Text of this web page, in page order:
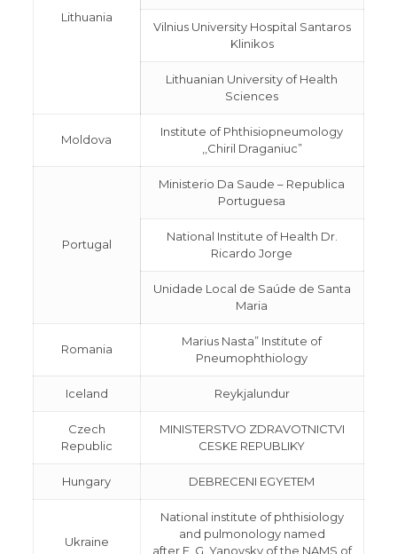
Lithuania
Vilnius University Hospital Santaros
Klinikos
Lithuanian University of Health
Sciences
Moldova
Institute of Phthisiopneumology
,,Chiril Draganiuc”
Portugal
Ministerio Da Saude – Republica
Portuguesa
National Institute of Health Dr.
Ricardo Jorge
Unidade Local de Saúde de Santa
Maria
Romania
Marius Nasta” Institute of
Pneumophthiology
Iceland Reykjalundur
Czech
Republic
MINISTERSTVO ZDRAVOTNICTVI
CESKE REPUBLIKY
Hungary DEBRECENI EGYETEM
Ukraine
National institute of phthisiology
and pulmonology named
after F. G. Yanovsky of the NAMS of